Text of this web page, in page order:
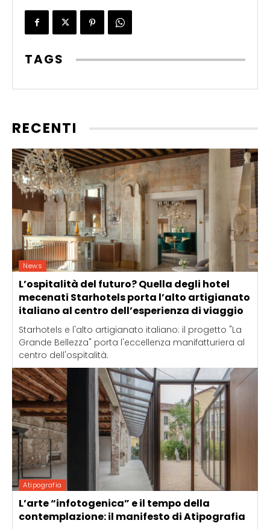
TAGS
RECENTI
News
L’ospitalità del futuro? Quella degli hotel
mecenati Starhotels porta l’alto artigianato
italiano al centro dell’esperienza di viaggio
Starhotels e l'alto artigianato italiano: il progetto "La
Grande Bellezza" porta l'eccellenza manifatturiera al
centro dell'ospitalità.
Atipografia
L’arte “infotogenica” e il tempo della
contemplazione: il manifesto di Atipografia